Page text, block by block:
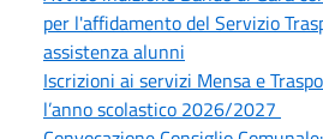
per l'affidamento del Servizio
assistenza alunni
Iscrizioni ai servizi Mensa e
l’anno scolastico 2026/2027